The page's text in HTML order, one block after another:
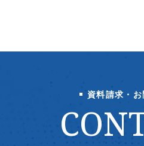
資料請求・